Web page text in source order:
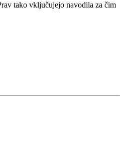
tako vključujejo navodila za čim